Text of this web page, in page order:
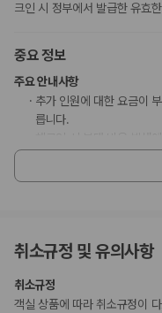
크인 시 정부에서 발급한 유효
중요 정보
주요 안내사항
추가 인원에 대한 요금이
릅니다.
과 신용카드, 직불카드 또
특별 요청 사항은 체크인
이 숙박 시설은 안전을 위
이 숙박 시설에는 어린이에
스와 같은 야외 공간이 있
취소규정 및 유의사항
취소규정
객실 상품에 따라 취소규정이